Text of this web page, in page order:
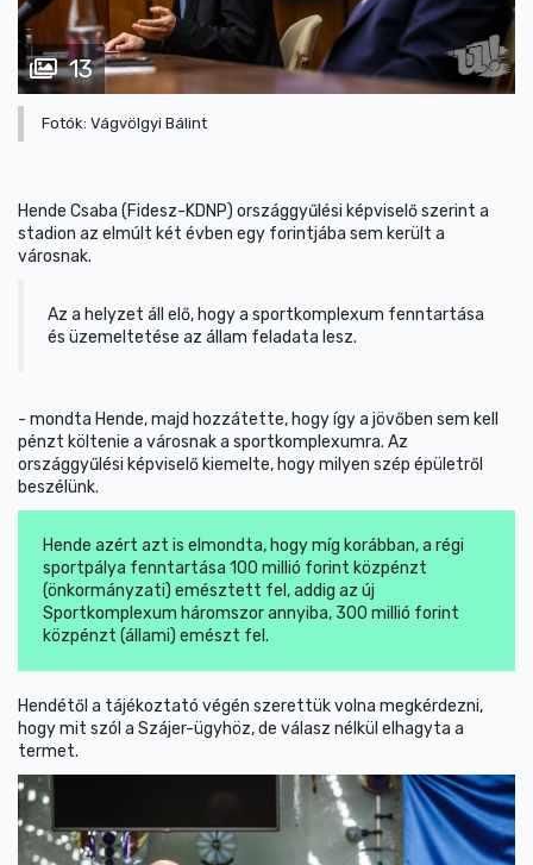
13
Fotók: Vágvölgyi Bálint
Hende Csaba (Fidesz-KDNP) országgyűlési képviselő szerint a
stadion az elmúlt két évben egy forintjába sem került a
városnak.
Az a helyzet áll elő, hogy a sportkomplexum fenntartása
és üzemeltetése az állam feladata lesz.
- mondta Hende, majd hozzátette, hogy így a jövőben sem kell
pénzt költenie a városnak a sportkomplexumra. Az
országgyűlési képviselő kiemelte, hogy milyen szép épületről
beszélünk.
Hende azért azt is elmondta, hogy míg korábban, a régi
sportpálya fenntartása 100 millió forint közpénzt
(önkormányzati) emésztett fel, addig az új
Sportkomplexum háromszor annyiba, 300 millió forint
közpénzt (állami) emészt fel.
Hendétől a tájékoztató végén szerettük volna megkérdezni,
hogy mit szól a Szájer-ügyhöz, de válasz nélkül elhagyta a
termet.